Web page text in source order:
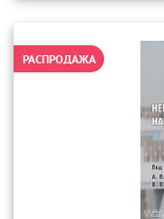
РАСПРОДАЖА